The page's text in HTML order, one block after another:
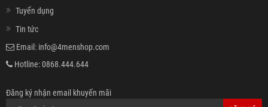
Tuyển dụng
Tin tức
Email: info@4menshop.com
Hotline:0868.444.644
Đăng ký nhận email khuyến mãi